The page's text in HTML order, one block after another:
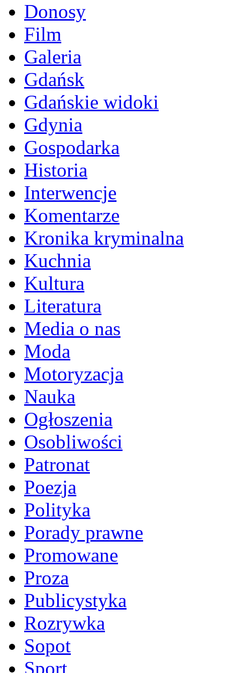
Donosy
Film
Galeria
Gdańsk
Gdańskie widoki
Gdynia
Gospodarka
Historia
Interwencje
Komentarze
Kronika kryminalna
Kuchnia
Kultura
Literatura
Media o nas
Moda
Motoryzacja
Nauka
Ogłoszenia
Osobliwości
Patronat
Poezja
Polityka
Porady prawne
Promowane
Proza
Publicystyka
Rozrywka
Sopot
Sport